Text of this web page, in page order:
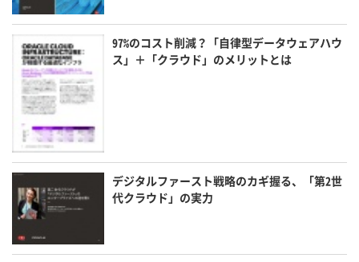
97%のコスト削減？「自律型データウェアハウ
ス」＋「クラウド」のメリットとは
デジタルファースト戦略のカギ握る、「第2世
代クラウド」の実力